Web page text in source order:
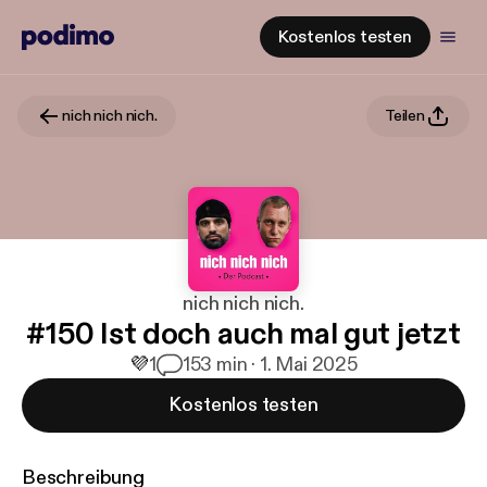
Kostenlos testen
nich nich nich. Teilen
nich nich nich.
#150 Ist doch auch mal gut jetzt
💜1 153 min · 1. Mai 2025
Kostenlos testen
Beschreibung